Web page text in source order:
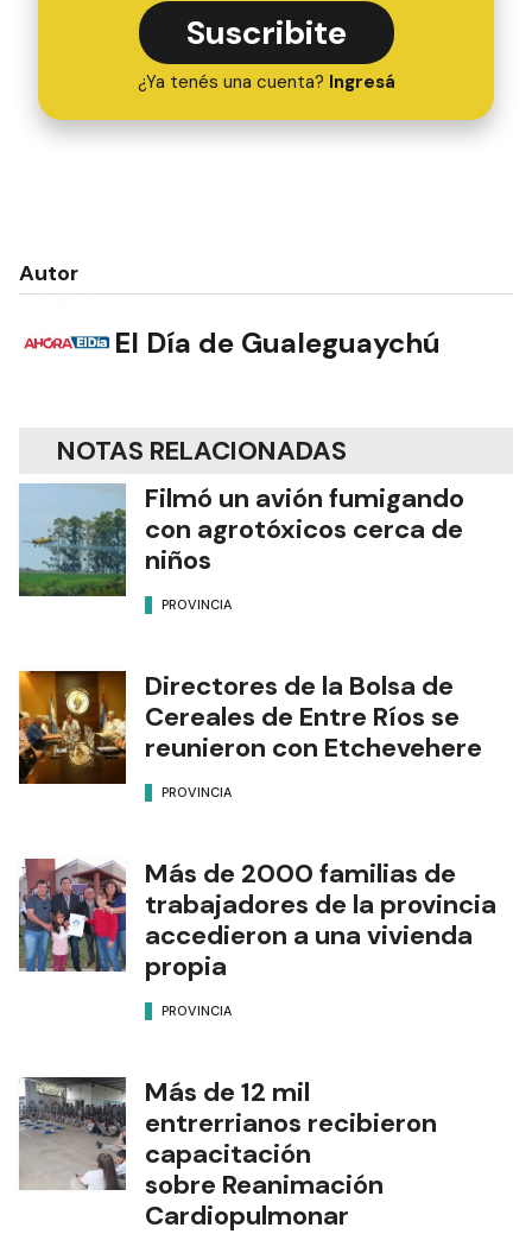
Suscribite
¿Ya tenés una cuenta? Ingresá
Autor
El Día de Gualeguaychú
NOTAS RELACIONADAS
Filmó un avión fumigando
con agrotóxicos cerca de
niños
PROVINCIA
Directores de la Bolsa de
Cereales de Entre Ríos se
reunieron con Etchevehere
PROVINCIA
Más de 2000 familias de
trabajadores de la provincia
accedieron a una vivienda
propia
PROVINCIA
Más de 12 mil
entrerrianos recibieron
capacitación
sobre Reanimación
Cardiopulmonar